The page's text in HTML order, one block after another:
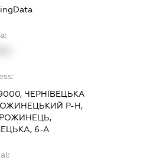
ЧЕРНІВЕЦЬКА
Р-Н,
6-А